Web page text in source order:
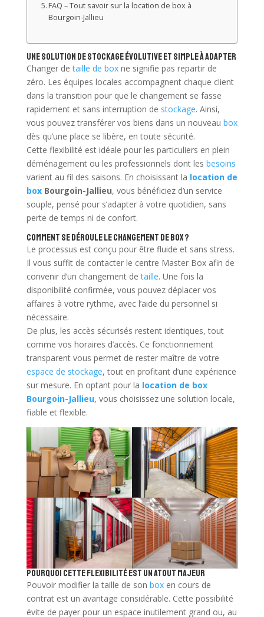
FAQ – Tout savoir sur la location de box à
Bourgoin-Jallieu
Une solution de stockage évolutive et simple à adapter
Changer detaille de boxne signifie pas repartir de
zéro. Les équipes locales accompagnent chaque client
dans la transition pour que le changement se fasse
rapidement et sans interruption de stockage. Ainsi,
vous pouvez transférer vos biens dans un nouveau box
dès qu’une place se libère, en toute sécurité.
Cette flexibilité est idéale pour les particuliers en plein
déménagement ou les professionnels dont les besoins
varient au fil des saisons. En choisissant la location de
boxBourgoin-Jallieu, vous bénéficiez d’un service
souple, pensé pour s’adapter à votre quotidien, sans
perte de temps ni de confort.
Comment se déroule le changement de box ?
Le processus est conçu pour être fluide et sans stress.
Il vous suffit de contacter le centre Master Box afin de
convenir d’un changement detaille. Une fois la
disponibilité confirmée, vous pouvez déplacer vos
affaires à votre rythme, avec l’aide du personnel si
nécessaire.
De plus, les accès sécurisés restent identiques, tout
comme vos horaires d’accès. Ce fonctionnement
transparent vous permet de rester maître de votre
espace de stockage, tout en profitant d’une expérience
sur mesure. En optant pour la location de box
Bourgoin-Jallieu, vous choisissez une solution locale,
fiable et flexible.
Pourquoi cette flexibilité est un atout majeur
Pouvoir modifier la taille de son boxen cours de
contrat est un avantage considérable. Cette possibilité
évite de payer pour un espace inutilement grand ou, au